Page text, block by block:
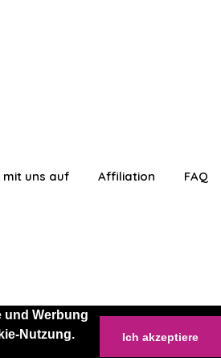
und Werbung
Nutzung.
Ich akzeptiere
mit uns auf Affiliation FAQ